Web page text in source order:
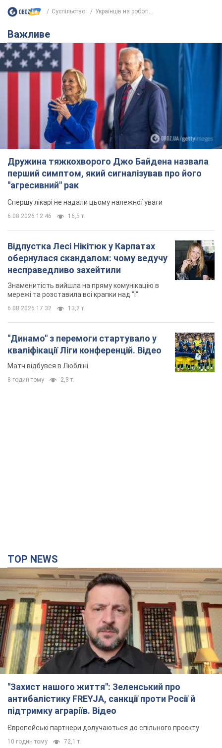
Суспільство Українців на роботі...
Важливе
Дружина тяжкохворого Джо Байдена назвала
перший симптом, який сигналізував про його
"агресивний" рак
Спершу лікарі не надали цьому належної уваги
6.08.2026 12:46 16,5 т.
Відпустка Лесі Нікітюк у Карпатах
обернулася скандалом: чому ведучу
несправедливо захейтили
Знаменитість вийшла на пряму комунікацію в
мережі та розставила всі крапки над "і"
6.08.2026 17:32 13,2 т.
"Динамо" з перемоги стартувало у
кваліфікації Ліги конференцій. Відео
Матч відбувся в Любліні
8 годин тому 2,3 т.
TOP NEWS
"Захист нашого життя": Зеленський про
антибалістику FREYJA, санкції проти Росії й
підтримку аграріїв. Відео
Європейські партнери долучаються до спільного проєкту
10 годин тому 72,1 т.